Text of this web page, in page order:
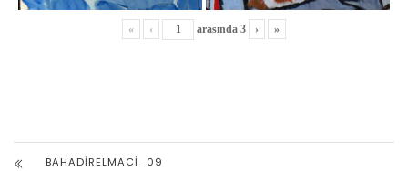
« ‹ arasında 3 › »
BAHADIRELMACI_09